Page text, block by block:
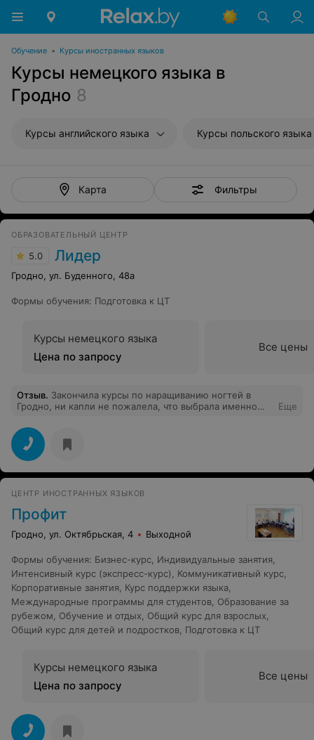
Обучение • Курсы иностранных языков
Курсы немецкого языка в
Гродно 8
Курсы английского языка Курсы польского языка
Карта Фильтры
ОБРАЗОВАТЕЛЬНЫЙ ЦЕНТР
5.0 Лидер
Гродно, ул. Буденного, 48а
Формы обучения: Подготовка к ЦТ
Курсы немецкого языка
Цена по запросу
Все цены
Отзыв. Закончила курсы по наращиванию ногтей в
Гродно, ни капли не пожалела, что выбрала именно
приходится. Замечательный преподаватель Ирина!!! По
окончании обучения сделали супер-подарочки, а
именно 2 купона со скидкой на дальнейшее обучение,
курсы закончились 19 января,но сегодня позвонила
девушка из центра "Лидер" и интересовалась все ли
удивило, что специалисты не забывают о своих
учениках и интересуются качеством работы
преподавателей, без сомнения могу сказать, что буду
советовать курсы "Лидер" знакомым!!!
Еще
ЦЕНТР ИНОСТРАННЫХ ЯЗЫКОВ
Профит
Гродно, ул. Октябрьская, 4 Выходной
Формы обучения: Бизнес-курс Индивидуальные занятия
Интенсивный курс (экспресс-курс)
Коммуникативный курс
Корпоративные занятия Курс поддержки языка
Международные программы для студентов Образование за
рубежом
Обучение и отдых Общий курс для взрослых
Общий курс для детей и подростков Подготовка к ЦТ
Курсы немецкого языка
Цена по запросу
Все цены